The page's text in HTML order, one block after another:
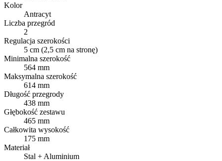
Kolor
Antracyt
Liczba przegród
2
Regulacja szerokości
5 cm (2,5 cm na stronę)
Minimalna szerokość
564 mm
Maksymalna szerokość
614 mm
Długość przegrody
438 mm
Głębokość zestawu
465 mm
Całkowita wysokość
175 mm
Materiał
Stal + Aluminium